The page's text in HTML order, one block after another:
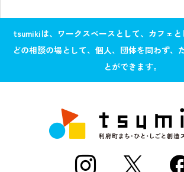
tsumikiは、ワークスペースとして、カフェ
どの相談の場として、個人、団体を問わず、
とができます。